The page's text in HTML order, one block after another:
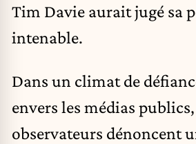
Tim Davie aurait jugé sa
intenable.
Dans un climat de
envers les médias
observateurs dénoncent